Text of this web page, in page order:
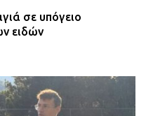
σε υπόγειο
ειδών